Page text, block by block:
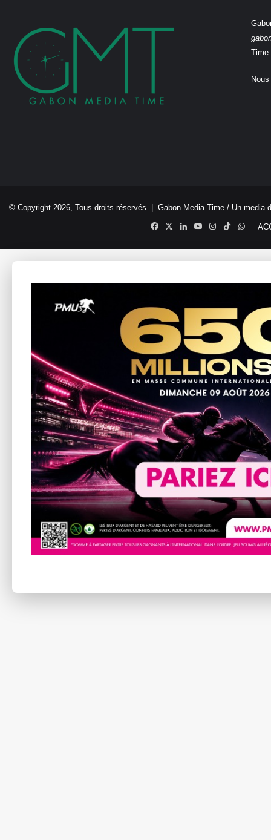
Time.
© Copyright 2026, Tous droits réservés | Gabon Media Time / Un media
Facebook
X LinkedinYouTubeInstagram
TikTok